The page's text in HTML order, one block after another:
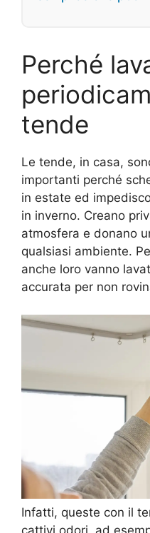
Perché
tende
Le tende, in casa,
importanti perché
in estate ed
in inverno. Creano
atmosfera e donano
qualsiasi ambiente.
anche loro vanno
accurata per non
Infatti, queste con il